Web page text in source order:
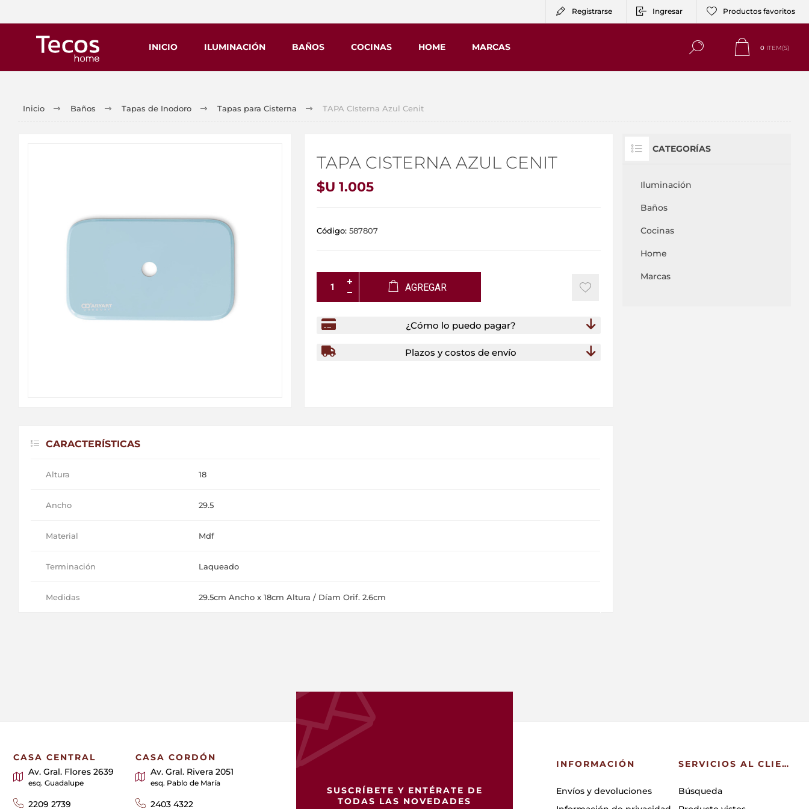
Registrarse Ingresar Productos favoritos
INICIO ILUMINACIÓN BAÑOS COCINAS HOME MARCAS 0 ITEM(S)
Inicio Baños Tapas de Inodoro Tapas para Cisterna TAPA CIsterna Azul Cenit
TAPA CISTERNA AZUL CENIT
$U 1.005
Código: 587807
AGREGAR
¿Cómo lo puedo pagar?
Plazos y costos de envío
CARACTERÍSTICAS
Altura 18
Ancho 29.5
Material Mdf
Terminación Laqueado
Medidas 29.5cm Ancho x 18cm Altura / Díam Orif. 2.6cm
CATEGORÍAS
Iluminación
Baños
Cocinas
Home
Marcas
SUSCRÍBETE Y ENTÉRATE DE
TODAS LAS NOVEDADES
CASA CENTRAL
Av. Gral. Flores 2639
esq. Guadalupe
2209 2739
CASA CORDÓN
Av. Gral. Rivera 2051
esq. Pablo de María
2403 4322
INFORMACIÓN
Envíos y devoluciones
SERVICIOS AL CLIENTE
Búsqueda